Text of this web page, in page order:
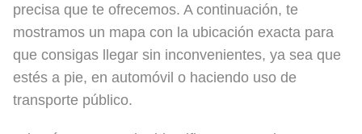
precisa que te ofrecemos. A continuación, te
mostramos un mapa con la ubicación exacta para
que consigas llegar sin inconvenientes, ya sea que
estés a pie, en automóvil o haciendo uso de
transporte público.